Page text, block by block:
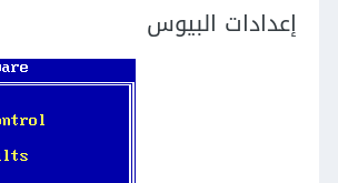
إعدادات البيوس